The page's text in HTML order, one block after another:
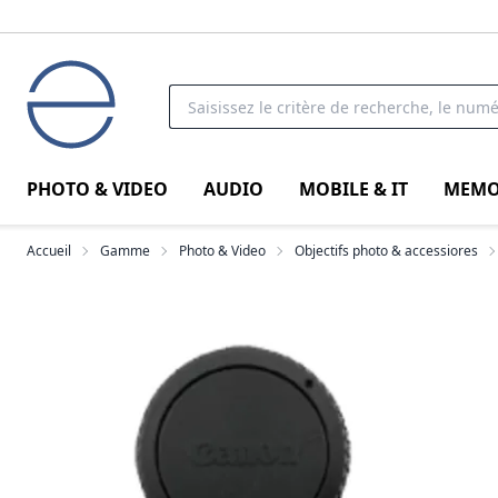
PHOTO & VIDEO AUDIO MOBILE & IT
Accueil Gamme Photo & Video Objectifs photo & accessiores